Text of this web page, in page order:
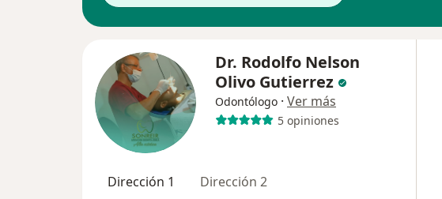
Dr. Rodolfo Nelson
Olivo Gutierrez
Odontólogo · Ver más
5 opiniones
Dirección 1 Dirección 2